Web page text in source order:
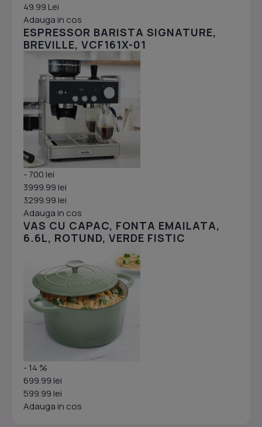
49.99 Lei
Adauga in cos
ESPRESSOR BARISTA SIGNATURE,
BREVILLE, VCF161X-01
- 700 lei
3999.99 lei
3299.99 lei
Adauga in cos
VAS CU CAPAC, FONTA EMAILATA,
6.6L, ROTUND, VERDE FISTIC
- 14 %
699.99 lei
599.99 lei
Adauga in cos